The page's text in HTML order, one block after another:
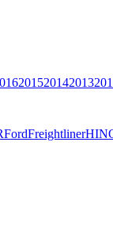
201520142013
FordFreightliner